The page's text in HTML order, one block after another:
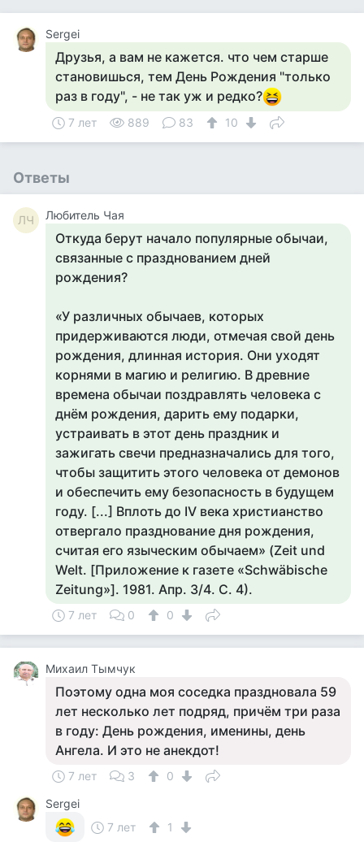
Sergei
Друзья, а вам не кажется. что чем старше
становишься, тем День Рождения "только
раз в году", - не так уж и редко?
7 лет 889 83 10
Ответы
ЛЧ Любитель Чая
Откуда берут начало популярные обычаи,
связанные с празднованием дней
рождения?
«У различных обычаев, которых
придерживаются люди, отмечая свой день
рождения, длинная история. Они уходят
корнями в магию и религию. В древние
времена обычаи поздравлять человека с
днём рождения, дарить ему подарки,
устраивать в этот день праздник и
зажигать свечи предназначались для того,
чтобы защитить этого человека от демонов
и обеспечить ему безопасность в будущем
году. [...] Вплоть до IV века христианство
отвергало празднование дня рождения,
считая его языческим обычаем» (Zeit und
Welt. [Приложение к газете «Schwäbische
Zeitung»]. 1981. Апр. 3/4. С. 4).
7 лет 0 0
Михаил Тымчук
Поэтому одна моя соседка праздновала 59
лет несколько лет подряд, причём три раза
в году: День рождения, именины, день
Ангела. И это не анекдот!
7 лет 3
0
Sergei
7 лет
1